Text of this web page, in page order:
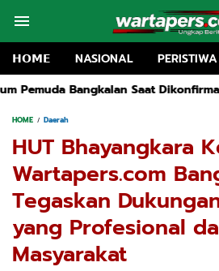
𝗛𝗢𝗠𝗘 NASIONAL PERISTIWA
Dikonfirmasi Polres Bangkalan
HOME Daerah
HUT Bhayangkara
Wartapers.com
Tegaskan
yang Profesional
Masyarakat